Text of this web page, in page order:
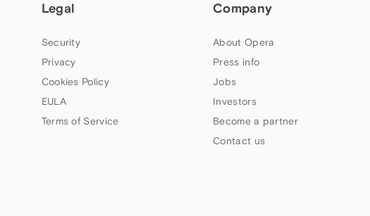
Legal
Security
Privacy
Cookies Policy
EULA
Terms of Service
Company
About Opera
Press info
Jobs
Investors
Become a partner
Contact us